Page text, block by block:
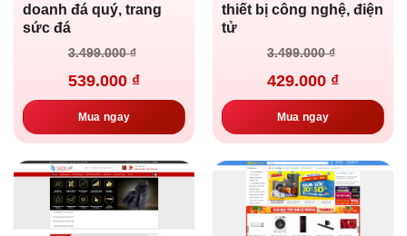
doanh đá quý, trang
sức đá
3.499.000₫
Giá
là:
3.499.000 ₫.
539.000 ₫
Giá
tại
là:
539.000 ₫.
Mua ngay
thiết bị công nghệ, điện
tử
3.499.000₫
Giá
là:
3.499.000 ₫.
429.000 ₫
Giá
tại
là:
429.000 ₫.
Mua ngay